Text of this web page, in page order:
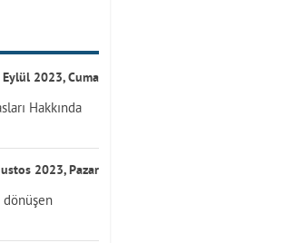
2023, Cuma
Hakkında
2023, Pazar